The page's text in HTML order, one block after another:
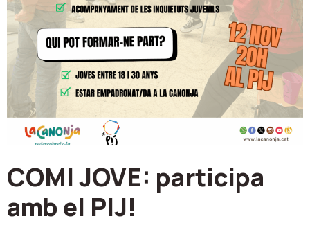
COMI JOVE: participa
amb el PIJ!